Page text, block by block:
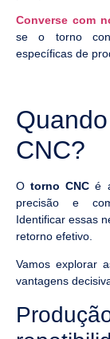
Converse com
se o torno
específicas de
CNC?
Otorno CNC é
precisão e
Identificar essas
retorno efetivo.
Vamos explorar
vantagens